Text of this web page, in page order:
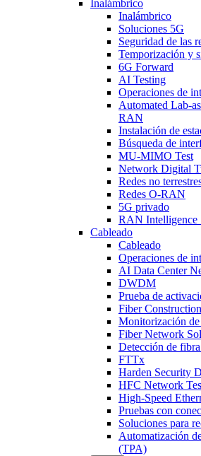
Inalámbrico
Inalámbrico
Soluciones 5G
Seguridad de las
Temporización y
6G Forward
AI Testing
Operaciones de
Automated Lab-
RAN
Instalación de
Búsqueda de
MU-MIMO Test
Network Digital
Redes no
Redes O-RAN
5G privado
RAN Intelligence
Cableado
Cableado
Operaciones de
AI Data Center
DWDM
Prueba de
Fiber Construction
Monitorización
Fiber Network
Detección de
FTTx
Harden Security
HFC Network
High-Speed
Pruebas con
Soluciones para
Automatización
(TPA)